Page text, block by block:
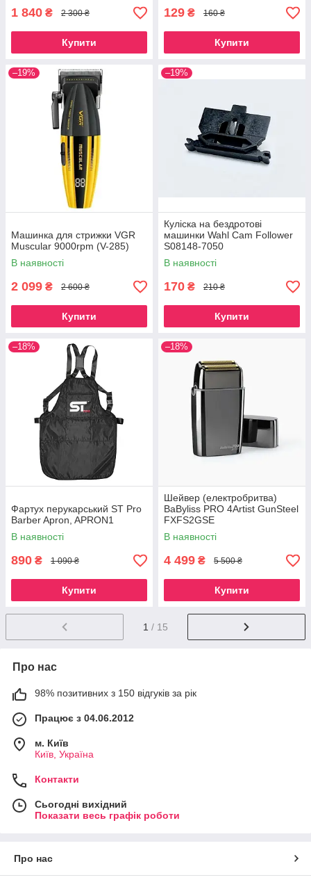
1 840 ₴ 2 300 ₴
Купити
129 ₴ 160 ₴
Купити
–19%
Машинка для стрижки VGR
Muscular 9000rpm (V-285)
В наявності
2 099 ₴ 2 600 ₴
Купити
–19%
Куліска на бездротові
машинки Wahl Cam Follower
S08148-7050
В наявності
170 ₴ 210 ₴
Купити
–18%
Фартух перукарський ST Pro
Barber Apron, APRON1
В наявності
890 ₴ 1 090 ₴
Купити
–18%
Шейвер (електробритва)
BaByliss PRO 4Artist GunSteel
FXFS2GSE
В наявності
4 499 ₴ 5 500 ₴
Купити
1 / 15
Про нас
98% позитивних з 150 відгуків за рік
Працює з 04.06.2012
м. Київ
Київ, Україна
Контакти
Сьогодні вихідний
Показати весь графік роботи
Про нас